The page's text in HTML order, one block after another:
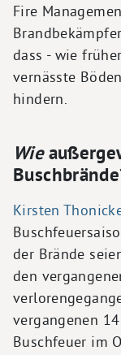
Fire
dass - wie
vernässte
hindern.
Wie
Kirsten
der Brände
den
vergangenen
Buschfeuer im